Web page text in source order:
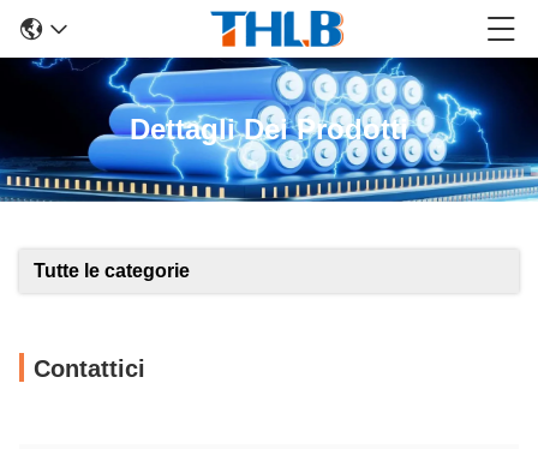
Dettagli Dei Prodotti
Tutte le categorie
Contattici